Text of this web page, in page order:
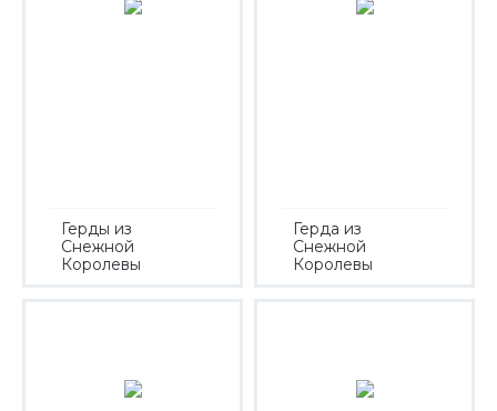
Герды из
Снежной
Королевы
Герда из
Снежной
Королевы